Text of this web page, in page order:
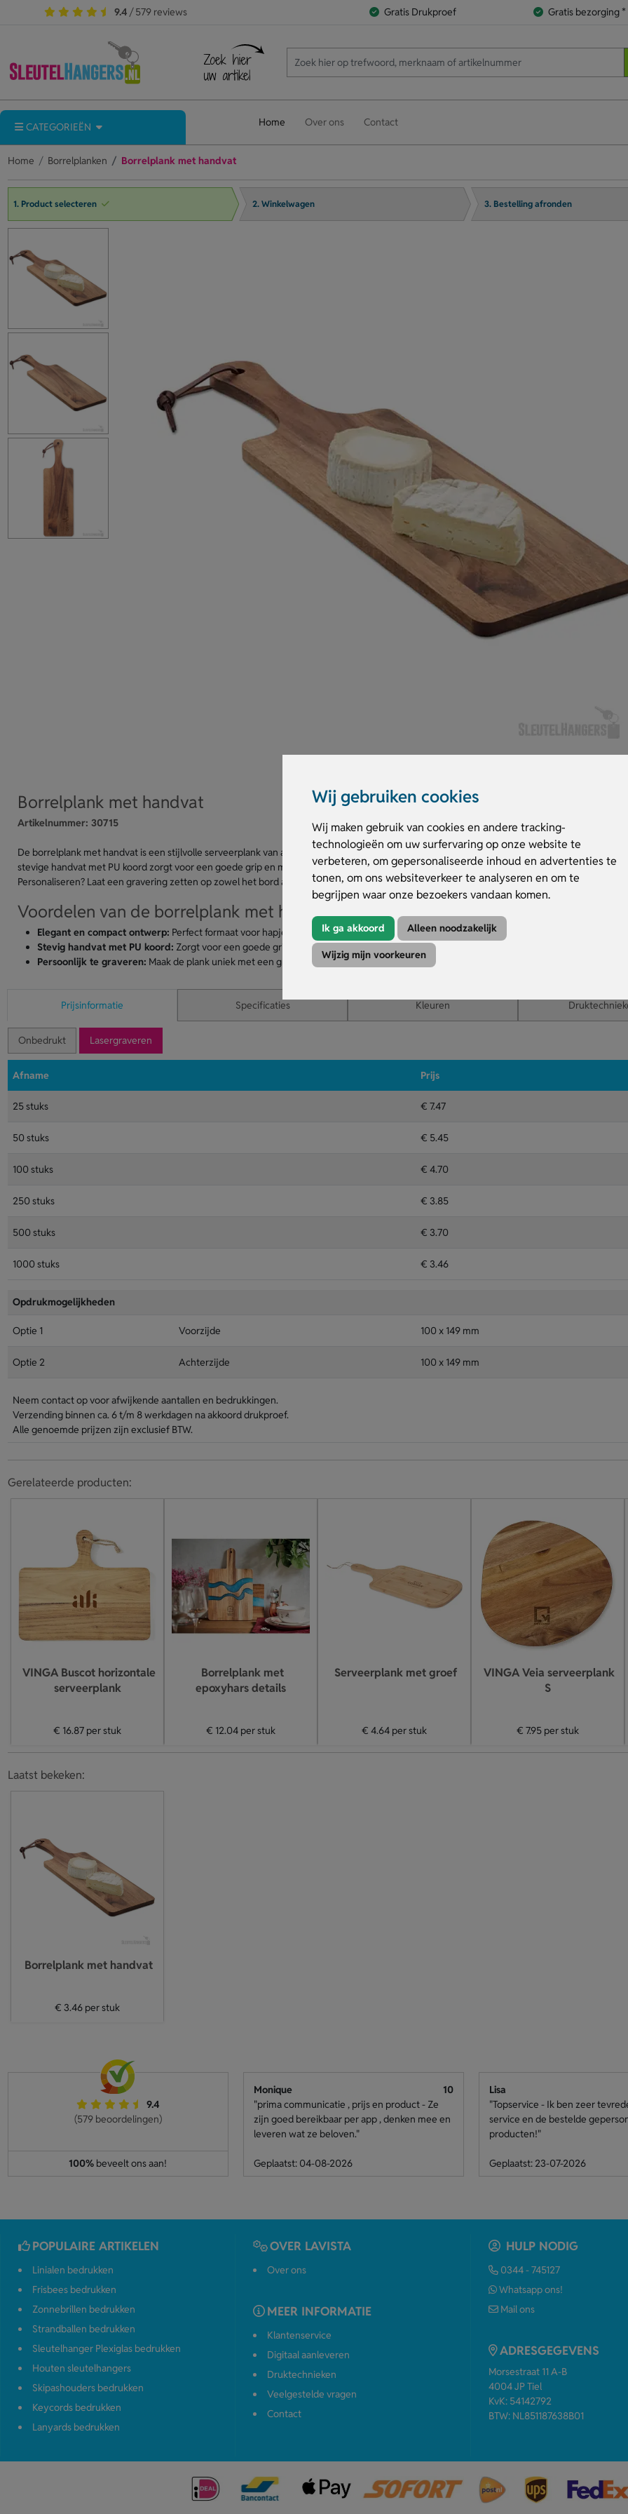
Wij gebruiken cookies
Wij maken gebruik van cookies en andere tracking-
technologieën om uw surfervaring op onze website te
verbeteren, om gepersonaliseerde inhoud en advertenties te
tonen, om ons websiteverkeer te analyseren en om te
begrijpen waar onze bezoekers vandaan komen.
Ik ga akkoord Alleen noodzakelijk
Wijzig mijn voorkeuren
9.4 / 579 reviews Gratis Drukproef Gratis bezorging *
CATEGORIEËN Home Over ons Contact
Home Borrelplanken Borrelplank met handvat
1. Product selecteren 2. Winkelwagen 3. Bestelling afronden
Borrelplank met handvat
Artikelnummer: 30715
De borrelplank met handvat is een stijlvolle serveerplank van acaciahout. Met zijn compacte formaat 38,5 x 11 x 0,9 cm is hij perfect voor
stevige handvat met PU koord zorgt voor een goede grip en makkelijke ophanging. Het hout heeft een warme, natuurlijke kleur die in elk
Personaliseren? Laat een gravering zetten op zowel het bord als het handvat. Maak indruk bij elke borrel met deborrelplanken met gravering
Voordelen van de borrelplank met handvat
Elegant en compact ontwerp: Perfect formaat voor hapjes en eenvoudig te serveren op iedere borrel.
Stevig handvat met PU koord: Zorgt voor een goede grip en maakt het ophangen van de plank eenvoudig.
Persoonlijk te graveren: Maak de plank uniek met een gravering op het bord en het handvat.
Prijsinformatie Specificaties Kleuren
Onbedrukt Lasergraveren
Afname Prijs
25 stuks € 7.47
50 stuks € 5.45
100 stuks € 4.70
250 stuks € 3.85
500 stuks € 3.70
1000 stuks € 3.46
Opdrukmogelijkheden
Optie 1 Voorzijde 100 x 149 mm
Optie 2 Achterzijde 100 x 149 mm
Neem contact op voor afwijkende aantallen en bedrukkingen.
Verzending binnen ca. 6 t/m 8 werkdagen na akkoord drukproef.
Alle genoemde prijzen zijn exclusief BTW.
Gerelateerde producten:
VINGA Buscot horizontale
serveerplank
€ 16.87 per stuk
Borrelplank met
epoxyhars details
€ 12.04 per stuk
Serveerplank met groef
€ 4.64 per stuk
VINGA Veia serveerplank
S
€ 7.95 per stuk
Laatst bekeken:
Borrelplank met handvat
€ 3.46 per stuk
9.4
(579 beoordelingen)
100% beveelt ons aan!
Monique
10
"prima communicatie , prijs en product - Ze
zijn goed bereikbaar per app , denken mee en
leveren wat ze beloven."
Geplaatst: 04-08-2026
Lisa
"Topservice - Ik ben zeer
service en de bestelde
producten!"
Geplaatst: 23-07-2026
POPULAIRE ARTIKELEN
Linialen bedrukken
Frisbees bedrukken
Zonnebrillen bedrukken
Strandballen bedrukken
Sleutelhanger Plexiglas bedrukken
Houten sleutelhangers
Skipashouders bedrukken
Keycords bedrukken
Lanyards bedrukken
OVER LAVISTA
Over ons
MEER INFORMATIE
Klantenservice
Digitaal aanleveren
Druktechnieken
Veelgestelde vragen
Contact
HULP NODIG
0344 - 745127
Whatsapp ons!
Mail ons
ADRESGEGEVENS
Morsestraat 11 A-B
4004 JP Tiel
KvK: 54142792
BTW: NL851187638B01